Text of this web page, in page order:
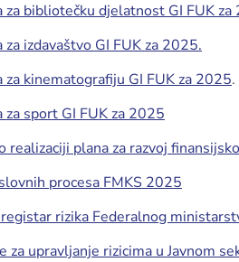
za bibliotečku djelatnost GI FUK za
za izdavaštvo GI FUK za 2025.
za kinematografiju GI FUK za 2025.
za sport GI FUK za 2025
realizaciji plana za razvoj
procesa FMKS 2025
rizika Federalnog
za upravljanje rizicima u Javnom